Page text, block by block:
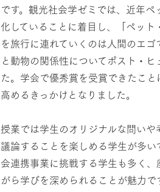
です。観光社会学ゼミでは、近年
化していることに着目し、「ペッ
を旅行に連れていくのは人間のエ
と動物の関係性についてポスト・
た。学会で優秀賞を受賞できたこ
高めるきっかけとなりました。
授業では学生のオリジナルな問い
議論することを楽しめる学生が多
会連携事業に挑戦する学生も多く
がら学びを深められることが魅力で